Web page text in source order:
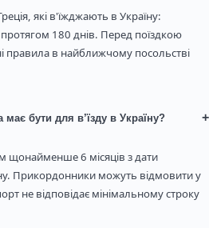
які в'їжджають в Україну:
180 днів. Перед поїздкою
правила в найближчому посольстві
має бути для в’їзду в Україну? +
щонайменше 6 місяців з дати
Прикордонники можуть відмовити у
не відповідає мінімальному строку